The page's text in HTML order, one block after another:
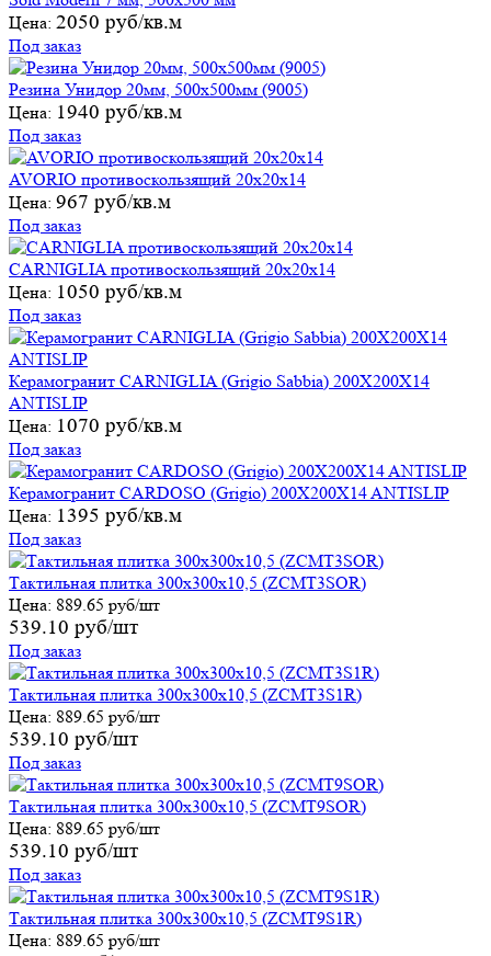
Цена: 2050 руб/кв.м
Под заказ
Резина Унидор 20мм, 500х500мм (9005)
Цена: 1940 руб/кв.м
Под заказ
AVORIO противоскользящий 20х20х14
Цена: 967 руб/кв.м
Под заказ
CARNIGLIA противоскользящий 20х20х14
Цена: 1050 руб/кв.м
Под заказ
Керамогранит CARNIGLIA (Grigio Sabbia) 200X200X14
ANTISLIP
Цена: 1070 руб/кв.м
Под заказ
Керамогранит CARDOSO (Grigio) 200X200X14 ANTISLIP
Цена: 1395 руб/кв.м
Под заказ
Тактильная плитка 300х300х10,5 (ZCMT3SOR)
Цена: 889.65 руб/шт
539.10 руб/шт
Под заказ
Тактильная плитка 300х300х10,5 (ZCMT3S1R)
Цена: 889.65 руб/шт
539.10 руб/шт
Под заказ
Тактильная плитка 300х300х10,5 (ZCMT9SОR)
Цена: 889.65 руб/шт
539.10 руб/шт
Под заказ
Тактильная плитка 300х300х10,5 (ZCMT9S1R)
Цена: 889.65 руб/шт